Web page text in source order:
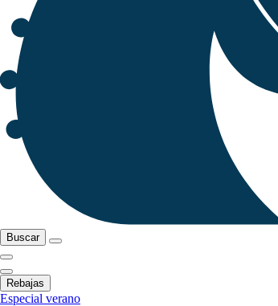
Buscar
Rebajas
Especial verano